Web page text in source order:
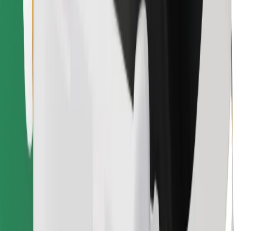
Informasjonskapsler
Få en tur på minutter!
Last ned Bolt-appen
Finn yndlingsmaten din!
Last ned Bolt Food-appen